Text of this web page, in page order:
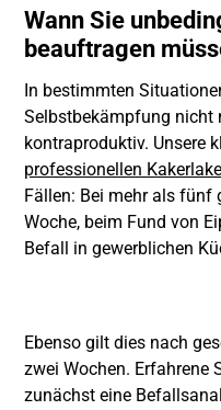
Wann Sie
beauftragen
In bestimmten
Selbstbekämpfung nicht
kontraproduktiv. Unsere
professionellen
Fällen: Bei mehr als fünf
Woche, beim Fund von
Befall in gewerblichen
Ebenso gilt dies nach
zwei Wochen. Erfahrene
zunächst eine